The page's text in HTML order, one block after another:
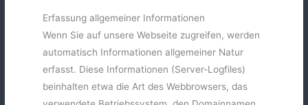
Erfassung allgemeiner Informationen
Wenn Sie auf unsere Webseite zugreifen, werden
automatisch Informationen allgemeiner Natur
erfasst. Diese Informationen (Server-Logfiles)
beinhalten etwa die Art des Webbrowsers, das